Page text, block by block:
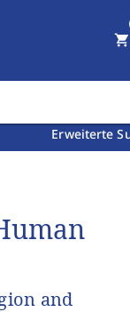
Erweiterte
shopping_cart
and